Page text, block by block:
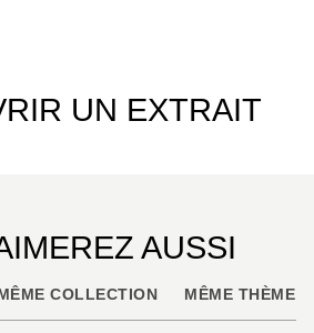
UN EXTRAIT
AUSSI
COLLECTION MÊME THÈME